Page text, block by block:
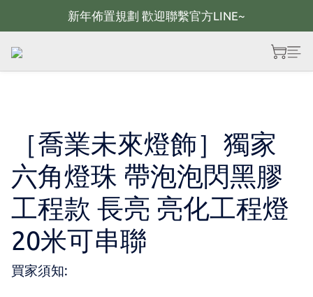
新年佈置規劃 歡迎聯繫官方LINE~
新年佈置規劃 歡迎聯繫官方LINE~
新年燈飾 現貨供應；大量採購 歡迎聯繫官方line
［喬業未來燈飾］獨家
六角燈珠 帶泡泡閃黑膠
工程款 長亮 亮化工程燈
20米可串聯
買家須知: